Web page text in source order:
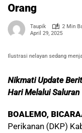
Orang
Taupik
2 Min
April 29, 2025
Ilustrasi nelayan sedang
Nikmati Update
Hari Melalui Saluran
BOALEMO,
Perikanan (DKP)